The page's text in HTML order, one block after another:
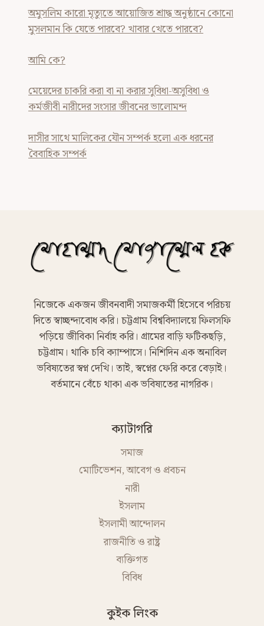
অমুসলিম কারো মৃত্যুতে আয়োজিত শ্রাদ্ধ অনুষ্ঠানে কোনো
মুসলমান কি যেতে পারবে? খাবার খেতে পারবে?
আমি কে?
মেয়েদের চাকরি করা বা না করার সুবিধা-অসুবিধা ও
কর্মজীবী নারীদের সংসার জীবনের ভালোমন্দ
দাসীর সাথে মালিকের যৌন সম্পর্ক হলো এক ধরনের
বৈবাহিক সম্পর্ক
নিজেকে একজন জীবনবাদী সমাজকর্মী হিসেবে পরিচয়
দিতে স্বাচ্ছন্দ্যবোধ করি। চট্টগ্রাম বিশ্ববিদ্যালয়ে ফিলসফি
পড়িয়ে জীবিকা নির্বাহ করি। গ্রামের বাড়ি ফটিকছড়ি,
চট্টগ্রাম। থাকি চবি ক্যাম্পাসে। নিশিদিন এক অনাবিল
ভবিষ্যতের স্বপ্ন দেখি। তাই, স্বপ্নের ফেরি করে বেড়াই।
বর্তমানে বেঁচে থাকা এক ভবিষ্যতের নাগরিক।
ক্যাটাগরি
সমাজ
মোটিভেশন, আবেগ ও প্রবচন
নারী
ইসলাম
ইসলামী আন্দোলন
রাজনীতি ও রাষ্ট্র
ব্যক্তিগত
বিবিধ
কুইক লিংক